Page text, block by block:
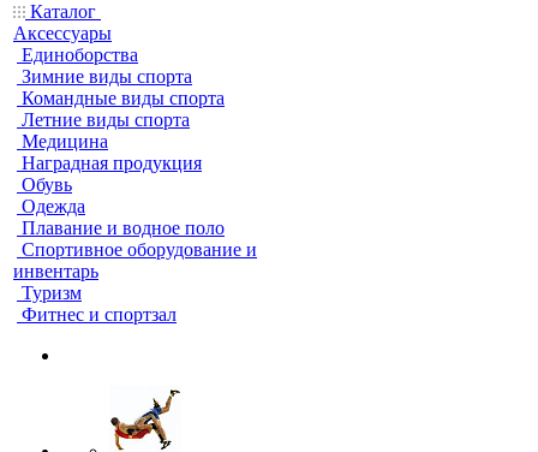
Каталог
Аксессуары
Единоборства
Зимние виды спорта
Командные виды спорта
Летние виды спорта
Медицина
Наградная продукция
Обувь
Одежда
Плавание и водное поло
Спортивное оборудование и
инвентарь
Туризм
Фитнес и спортзал